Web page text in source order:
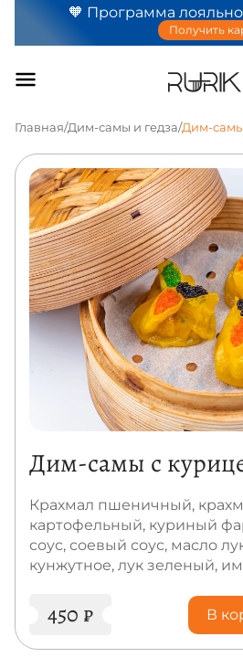
🧡 Программа
Получить
Главная/Дим-самы и гедза/Дим-
Дим-самы с
Крахмал пшеничный,
картофельный, куриный
соус, соевый соус, масло
кунжутное, лук зеленый,
450 ₽ В